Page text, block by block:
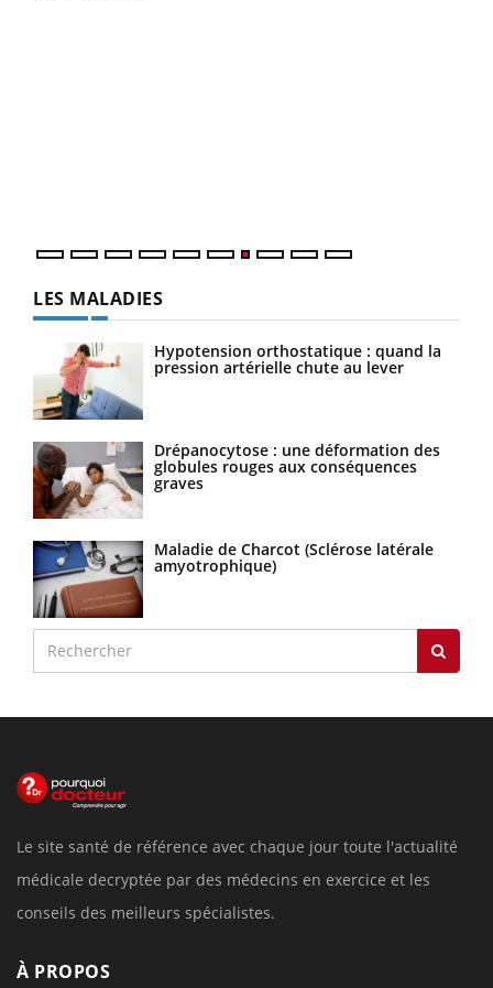
LES MALADIES
Hypotension orthostatique : quand la
pression artérielle chute au lever
Drépanocytose : une déformation des
globules rouges aux conséquences
graves
Maladie de Charcot (Sclérose latérale
amyotrophique)
Le site santé de référence avec chaque jour toute l'actualité
médicale decryptée par des médecins en exercice et les
conseils des meilleurs spécialistes.
À PROPOS